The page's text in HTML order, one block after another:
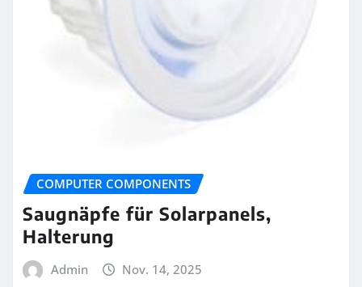
COMPUTER COMPONENTS
Saugnäpfe für Solarpanels,
Halterung
Admin Nov. 14, 2025